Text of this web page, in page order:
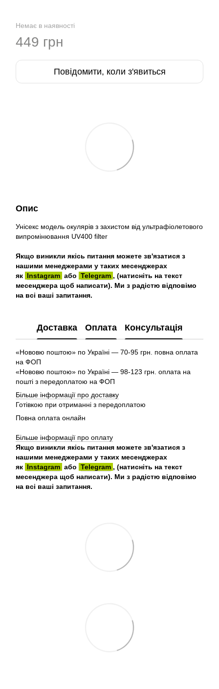
Немає в наявності
449 грн
Повідомити, коли з'явиться
Опис
Унісекс модель окулярів з захистом від ультрафіолетового
випромінювання UV400 filter
Якщо виникли якісь питання можете зв'язатися з
нашими менеджерами у таких месенджерах
як Instagram або Telegram , (натисніть на текст
месенджера щоб написати). Ми з радістю відповімо
на всі ваші запитання.
Доставка Оплата Консультація
«Нововю поштою» по Україні — 70-95 грн. повна оплата
на ФОП
«Нововю поштою» по Україні — 98-123 грн. оплата на
пошті з передоплатою на ФОП
Більше інформації про доставку
Готівкою при отриманні з передоплатою
Повна оплата онлайн
Більше інформації про оплату
Якщо виникли якісь питання можете зв'язатися з
нашими менеджерами у таких месенджерах
як Instagram або Telegram , (натисніть на текст
месенджера щоб написати). Ми з радістю відповімо
на всі ваші запитання.